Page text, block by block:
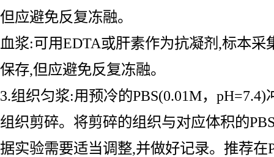
但应避免反复冻融。
血浆:可用EDTA或肝素作为抗凝剂,标本采
保存,但应避免反复冻融。
3.组织匀浆:用预冷的PBS(0.01M，
组织剪碎。将剪碎的组织与对应体积的
据实验需要适当调整,并做好记录。推荐